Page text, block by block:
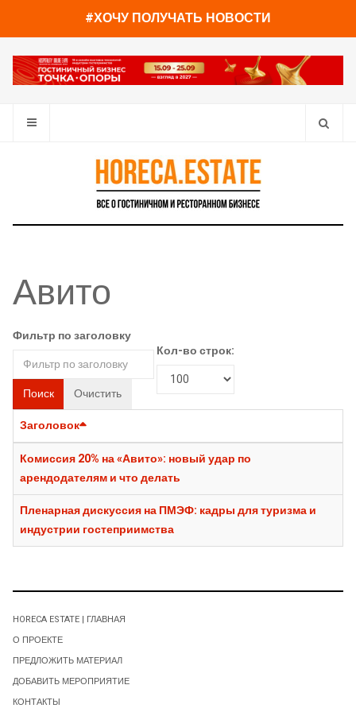
#ХОЧУ ПОЛУЧАТЬ НОВОСТИ
Авито
Фильтр по заголовку
Поиск Очистить
Кол-во строк:
Заголовок
Комиссия 20% на «Авито»: новый удар по
арендодателям и что делать
Пленарная дискуссия на ПМЭФ: кадры для туризма и
индустрии гостеприимства
HORECA ESTATE | ГЛАВНАЯ
О ПРОЕКТЕ
ПРЕДЛОЖИТЬ МАТЕРИАЛ
ДОБАВИТЬ МЕРОПРИЯТИЕ
КОНТАКТЫ